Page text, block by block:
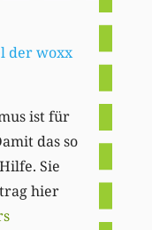
der woxx
ist für
das so
Sie
hier